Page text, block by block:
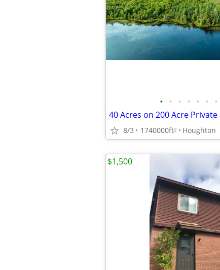
• • • • • • •
40 Acres on 200 Acre Private
8/3 1740000ft2 Houghton
$1,500